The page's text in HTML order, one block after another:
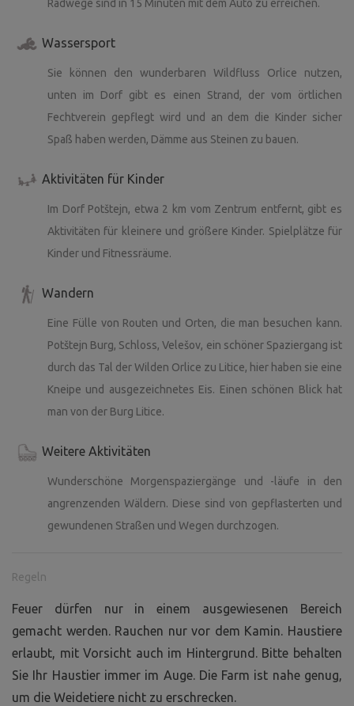
Radwege sind in 15 Minuten mit dem Auto zu erreichen.
Wassersport
Sie können den wunderbaren Wildfluss Orlice nutzen,
unten im Dorf gibt es einen Strand, der vom örtlichen
Fechtverein gepflegt wird und an dem die Kinder sicher
Spaß haben werden, Dämme aus Steinen zu bauen.
Aktivitäten für Kinder
Im Dorf Potštejn, etwa 2 km vom Zentrum entfernt, gibt es
Aktivitäten für kleinere und größere Kinder. Spielplätze für
Kinder und Fitnessräume.
Wandern
Eine Fülle von Routen und Orten, die man besuchen kann.
Potštejn Burg, Schloss, Velešov, ein schöner Spaziergang ist
durch das Tal der Wilden Orlice zu Litice, hier haben sie eine
Kneipe und ausgezeichnetes Eis. Einen schönen Blick hat
man von der Burg Litice.
Weitere Aktivitäten
Wunderschöne Morgenspaziergänge und -läufe in den
angrenzenden Wäldern. Diese sind von gepflasterten und
gewundenen Straßen und Wegen durchzogen.
Regeln
Feuer dürfen nur in einem ausgewiesenen Bereich
gemacht werden. Rauchen nur vor dem Kamin. Haustiere
erlaubt, mit Vorsicht auch im Hintergrund. Bitte behalten
Sie Ihr Haustier immer im Auge. Die Farm ist nahe genug,
um die Weidetiere nicht zu erschrecken.